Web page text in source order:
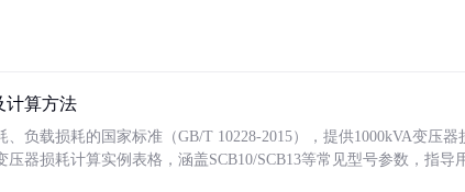
计算方法
负载损耗的国家标准（GB/T 10228-2015），提供1000kVA变压
器损耗计算实例表格，涵盖SCB10/SCB13等常见型号参数，指导